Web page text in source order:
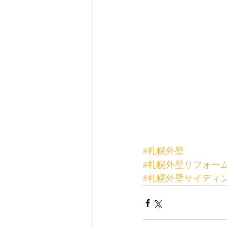
#札幌外壁
#札幌外壁リフォー
#札幌外壁サイディ